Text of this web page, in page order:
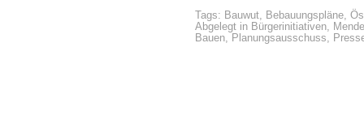
Tags: Bauwut, Bebauungspläne,
Abgelegt in Bürgerinitiativen,
Bauen, Planungsausschuss,